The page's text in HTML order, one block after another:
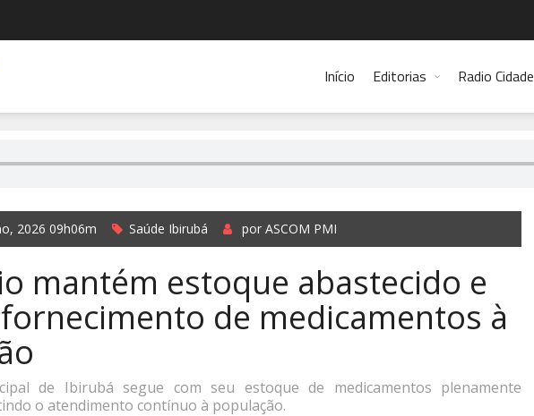
Início Editorias Radio Cidade
2026 09h06m Saúde Ibirubá por ASCOM PMI
mantém estoque abastecido e
de medicamentos à
de Ibirubá segue com seu estoque de medicamentos plenamente
o atendimento contínuo à população.